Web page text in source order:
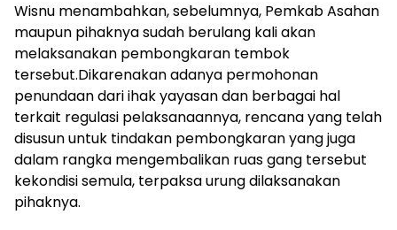
Wisnu menambahkan, sebelumnya, Pemkab Asahan
maupun pihaknya sudah berulang kali akan
melaksanakan pembongkaran tembok
tersebut.Dikarenakan adanya permohonan
penundaan dari ihak yayasan dan berbagai hal
terkait regulasi pelaksanaannya, rencana yang telah
disusun untuk tindakan pembongkaran yang juga
dalam rangka mengembalikan ruas gang tersebut
kekondisi semula, terpaksa urung dilaksanakan
pihaknya.